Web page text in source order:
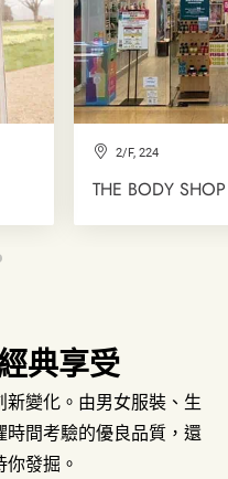
2/F, 224
THE BODY SHOP
典享受
變化。由男女服裝、生
間考驗的優良品質，還
發掘。